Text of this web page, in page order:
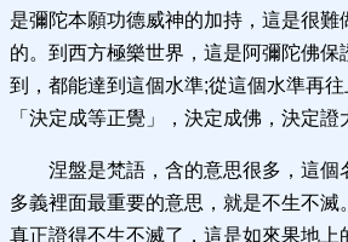
是彌陀本願功德威神的加持，這是很難
的。到西方極樂世界，這是阿彌陀佛保
到，都能達到這個水準;從這個水準再往
「決定成等正覺」，決定成佛，決定證
涅盤是梵語，含的意思很多，這個
多義裡面最重要的意思，就是不生不滅
真正證得不生不滅了，這是如來果地上